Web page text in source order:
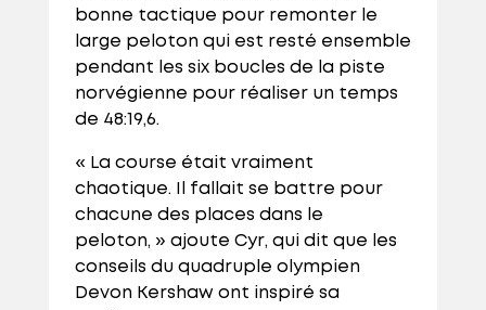
bonne tactique pour remonter le
large peloton qui est resté ensemble
pendant les six boucles de la piste
norvégienne pour réaliser un temps
de 48:19,6.
« La course était vraiment
chaotique. Il fallait se battre pour
chacune des places dans le
peloton, » ajoute Cyr, qui dit que les
conseils du quadruple olympien
Devon Kershaw ont inspiré sa